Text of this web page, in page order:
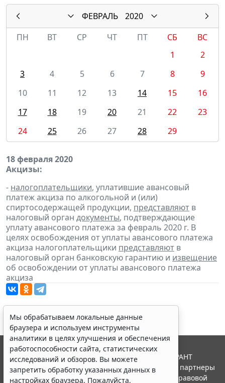
ФЕВРАЛЬ
2020
ПН
ВТ СР ЧТ ПТ СБ
ВС
1
2
3
4 5 6 7 8
9
10
11 12 13 14 15
16
17
18 19 20 21 22
23
24
25 26 27 28 29
18 февраля 2020
Акцизы:
- налогоплательщики, уплатившие авансовый
платеж акциза по алкогольной и (или)
спиртосодержащей продукции, представляют в
налоговый орган документы, подтверждающие
уплату авансового платежа за февраль 2020 г. В
целях освобождения от уплаты авансового платежа
акциза налогоплательщики представляют в
налоговый орган банковскую гарантию и извещение
об освобождении от уплаты авансового платежа
акциза
Мы обрабатываем локальные данные
браузера и используем инструменты
аналитики в целях улучшения и обеспечения
работоспособности сайта, статистических
исследований и обзоров. Вы можете
запретить обработку указанных данных в
настройках браузера. Пожалуйста,
© ООО "НПП "ГАРАНТ-СЕРВИС", 2026. Система ГАРАНТ
выпускается с 1990 года. Компания "Гарант" и ее партнеры
являются участниками Российской ассоциации правовой